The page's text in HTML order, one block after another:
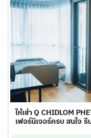
ให้เช่า Q CHIDLOM
เฟอร์นิเจอร์ครบ สนใจ รี